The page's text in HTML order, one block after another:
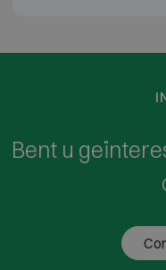
Bent u